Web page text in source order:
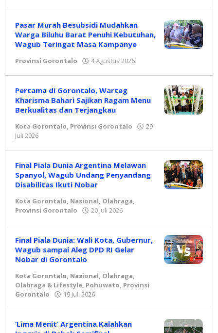
Pasar Murah Besubsidi Mudahkan
Warga Biluhu Barat Penuhi Kebutuhan,
Wagub Teringat Masa Kampanye
Provinsi Gorontalo 4 Agustus 2026
Pertama di Gorontalo, Warteg
Kharisma Bahari Sajikan Ragam Menu
Berkualitas dan Terjangkau
Kota Gorontalo, Provinsi Gorontalo
29
Juli 2026
Final Piala Dunia Argentina Melawan
Spanyol, Wagub Undang Penyandang
Disabilitas Ikuti Nobar
Kota Gorontalo, Nasional, Olahraga,
Provinsi Gorontalo
20 Juli 2026
Final Piala Dunia: Wali Kota, Gubernur,
Wagub sampai Aleg DPD RI Gelar
Nobar di Gorontalo
Kota Gorontalo, Nasional, Olahraga,
Olahraga & Lifestyle, Pohuwato, Provinsi
Gorontalo
19 Juli 2026
‘Lima Menit’ Argentina Kalahkan